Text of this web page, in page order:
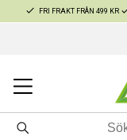
FRI FRAKT FRÅN 499 KR